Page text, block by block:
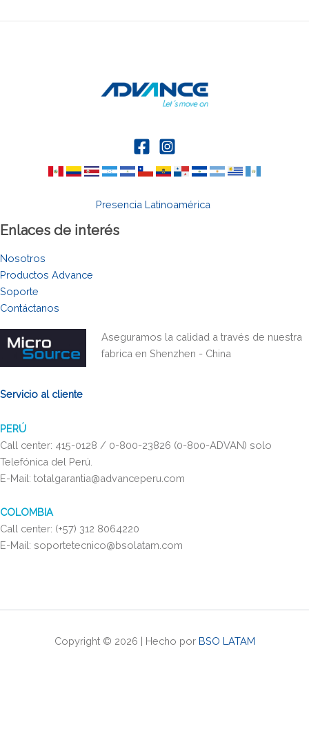
Presencia Latinoamérica
Enlaces de interés
Nosotros
Productos Advance
Soporte
Contáctanos
Aseguramos la calidad a través de nuestra
fabrica en Shenzhen - China
Servicio al cliente
PERÚ
Call center: 415-0128 / 0-800-23826 (0-800-ADVAN) solo
Telefónica del Perú.
E-Mail: totalgarantia@advanceperu.com
COLOMBIA
Call center: (+57) 312 8064220
E-Mail: soportetecnico@bsolatam.com
Copyright © 2026 | Hecho por BSO LATAM